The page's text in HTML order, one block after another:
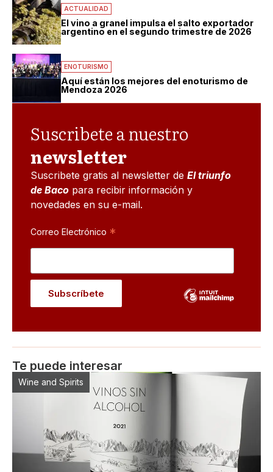
ACTUALIDAD
El vino a granel impulsa el salto exportador
argentino en el segundo trimestre de 2026
ENOTURISMO
Aquí están los mejores del enoturismo de
Mendoza 2026
Suscribete a nuestro
newsletter
Suscribete gratis al newsletter de El triunfo
de Baco para recibir información y
novedades en su e-mail.
Correo Electrónico *
Te puede interesar
Wine and Spirits